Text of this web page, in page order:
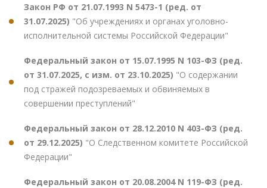
Закон РФ от 21.07.1993 N 5473-1 (ред. от
31.07.2025) "Об учреждениях и органах уголовно-
исполнительной системы Российской Федерации"
Федеральный закон от 15.07.1995 N 103-ФЗ (ред.
от 31.07.2025, с изм. от 23.10.2025) "О содержании
под стражей подозреваемых и обвиняемых в
совершении преступлений"
Федеральный закон от 28.12.2010 N 403-ФЗ (ред.
от 29.12.2025) "О Следственном комитете Российской
Федерации"
Федеральный закон от 20.08.2004 N 119-ФЗ (ред.